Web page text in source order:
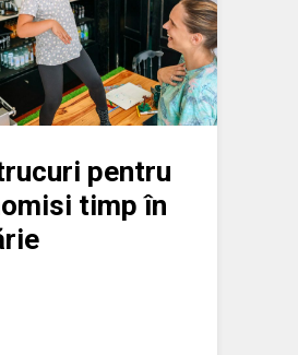
pentru
timp în